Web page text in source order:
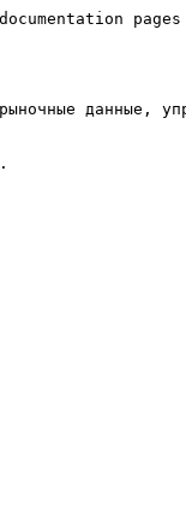
данные,